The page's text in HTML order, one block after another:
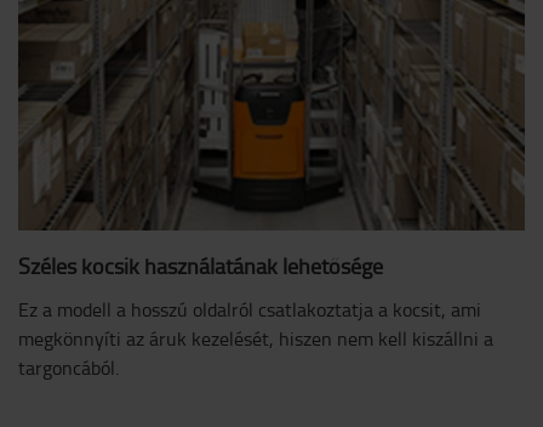
Széles kocsik használatának lehetősége
Ez a modell a hosszú oldalról csatlakoztatja a kocsit, ami
megkönnyíti az áruk kezelését, hiszen nem kell kiszállni a
targoncából.